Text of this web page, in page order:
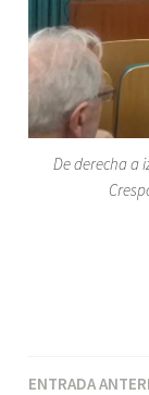
De derecha a
Navegación
ENTRADA